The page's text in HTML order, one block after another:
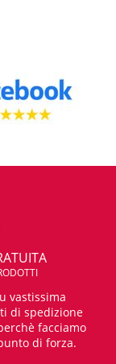
vastissima
di spedizione
facciamo
di forza.